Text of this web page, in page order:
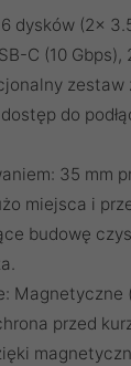
dysków (2x
C (10 Gbps),
zestaw
do
35 mm
miejsca i
budowę
Magnetyczne
przed